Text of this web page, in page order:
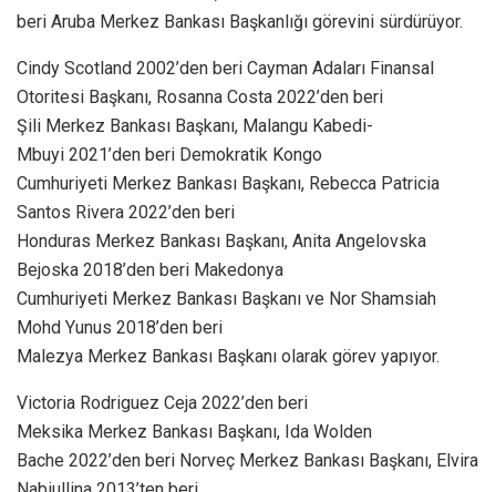
beri Aruba Merkez Bankası Başkanlığı görevini sürdürüyor.
Cindy Scotland 2002’den beri Cayman Adaları Finansal
Otoritesi Başkanı, Rosanna Costa 2022’den beri
Şili Merkez Bankası Başkanı, Malangu Kabedi-
Mbuyi 2021’den beri Demokratik Kongo
Cumhuriyeti Merkez Bankası Başkanı, Rebecca Patricia
Santos Rivera 2022’den beri
Honduras Merkez Bankası Başkanı, Anita Angelovska
Bejoska 2018’den beri Makedonya
Cumhuriyeti Merkez Bankası Başkanı ve Nor Shamsiah
Mohd Yunus 2018’den beri
Malezya Merkez Bankası Başkanı olarak görev yapıyor.
Victoria Rodriguez Ceja 2022’den beri
Meksika Merkez Bankası Başkanı, Ida Wolden
Bache 2022’den beri Norveç Merkez Bankası Başkanı, Elvira